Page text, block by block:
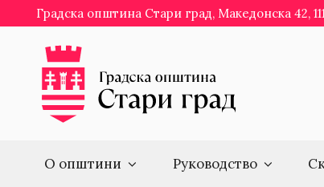
to
content
Градска општина Стари град, Македонска 42,
О општини Руководство